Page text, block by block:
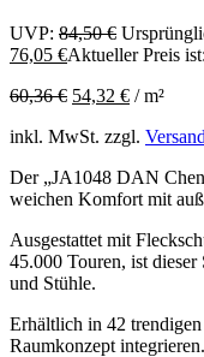
UVP: 84,50€
76,05 €Aktueller Preis
60,36€ 54,32 € /m²
inkl. MwSt. zzgl.
Der „JA1048 DAN
weichen Komfort mit
Ausgestattet mit
45.000 Touren, ist
und Stühle.
Erhältlich in 42
Raumkonzept integrieren.